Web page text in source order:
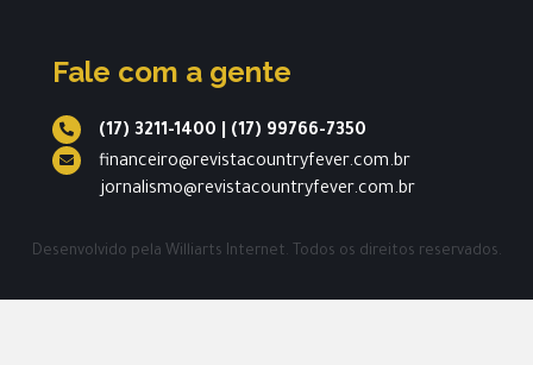
Fale com a gente
(17) 3211-1400
(17) 99766-7350
financeiro@revistacountryfever.com.br
jornalismo@revistacountryfever.com.br
Desenvolvido pela Williarts Internet. Todos os direitos reservados.